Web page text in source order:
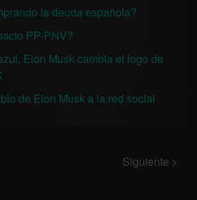
la deuda española?
PP-PNV?
Elon Musk cambia el logo de
de Elon Musk a la red social
Siguiente